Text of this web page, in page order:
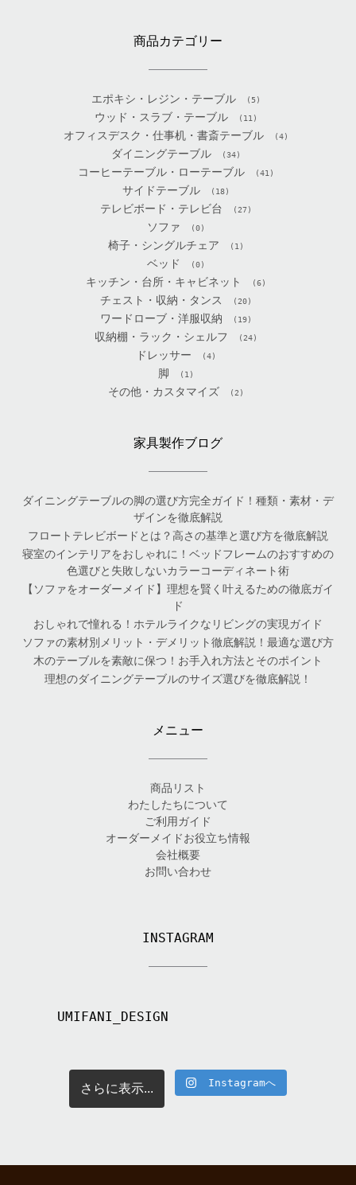
商品カテゴリー
エポキシ・レジン・テーブル (5)
ウッド・スラブ・テーブル (11)
オフィスデスク・仕事机・書斎テーブル (4)
ダイニングテーブル (34)
コーヒーテーブル・ローテーブル (41)
サイドテーブル (18)
テレビボード・テレビ台 (27)
ソファ (0)
椅子・シングルチェア (1)
ベッド (0)
キッチン・台所・キャビネット (6)
チェスト・収納・タンス (20)
ワードローブ・洋服収納 (19)
収納棚・ラック・シェルフ (24)
ドレッサー (4)
脚 (1)
その他・カスタマイズ (2)
家具製作ブログ
ダイニングテーブルの脚の選び方完全ガイド！種類・素材・デ
ザインを徹底解説
フロートテレビボードとは？高さの基準と選び方を徹底解説
寝室のインテリアをおしゃれに！ベッドフレームのおすすめの
色選びと失敗しないカラーコーディネート術
【ソファをオーダーメイド】理想を賢く叶えるための徹底ガイ
ド
おしゃれで憧れる！ホテルライクなリビングの実現ガイド
ソファの素材別メリット・デメリット徹底解説！最適な選び方
木のテーブルを素敵に保つ！お手入れ方法とそのポイント
理想のダイニングテーブルのサイズ選びを徹底解説！
メニュー
商品リスト
わたしたちについて
ご利用ガイド
オーダーメイドお役立ち情報
会社概要
お問い合わせ
INSTAGRAM
UMIFANI_DESIGN
さらに表示... Instagramへ